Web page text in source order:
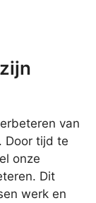
van
. Door tijd te
onze
Dit
werk en